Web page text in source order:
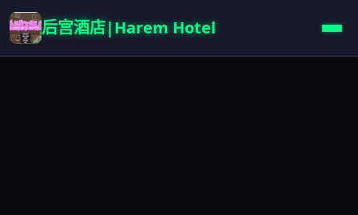
后宫酒店|Harem Hotel